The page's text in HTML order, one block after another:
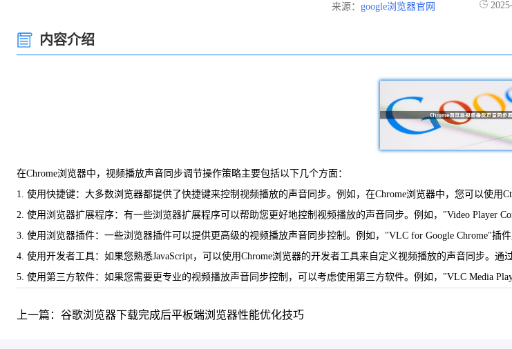
来源： google浏览器官网
内容介绍
在Chrome浏览器中，视频播放声音同步调节操作策略主要包括以下几个方面：
1. 使用快捷键：大多数浏览器都提供了快捷键来控制视频播放的声音同步。例如，在Chrome浏览器中，您可以使用
2. 使用浏览器扩展程序：有一些浏览器扩展程序可以帮助您更好地控制视频播放的声音同步。例如，"Video Player
3. 使用浏览器插件：一些浏览器插件可以提供更高级的视频播放声音同步控制。例如，"VLC for Google Chrome"插
4. 使用开发者工具：如果您熟悉JavaScript，可以使用Chrome浏览器的开发者工具来自定义视频播放的声音同步。通
5. 使用第三方软件：如果您需要更专业的视频播放声音同步控制，可以考虑使用第三方软件。例如，"VLC Media
上一篇：谷歌浏览器下载完成后平板端浏览器性能优化技巧